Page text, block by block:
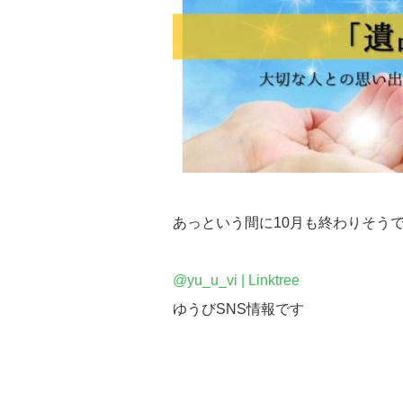
あっという間に10月も終わりそう
@yu_u_vi | Linktree
ゆうびSNS情報です